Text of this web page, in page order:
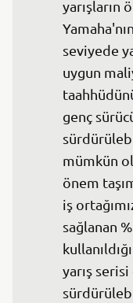
yarışların
seviyede
uygun
genç
mümkün
önem
iş
sağlanan
yarış